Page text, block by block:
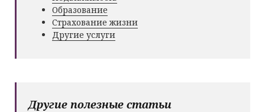
Образование
Страхование жизни
Другие услуги
Другие полезные статьи